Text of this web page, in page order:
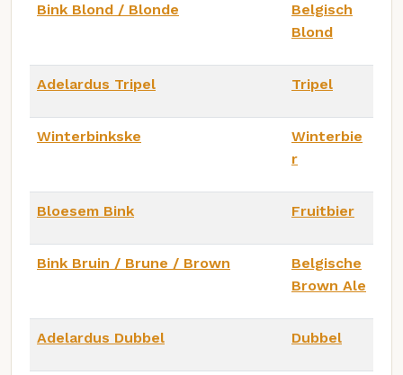
Bink Blond / Blonde
Belgisch
Blond
Adelardus Tripel Tripel
Winterbinkske
Winterbie
r
Bloesem Bink Fruitbier
Bink Bruin / Brune / Brown
Belgische
Brown Ale
Adelardus Dubbel Dubbel